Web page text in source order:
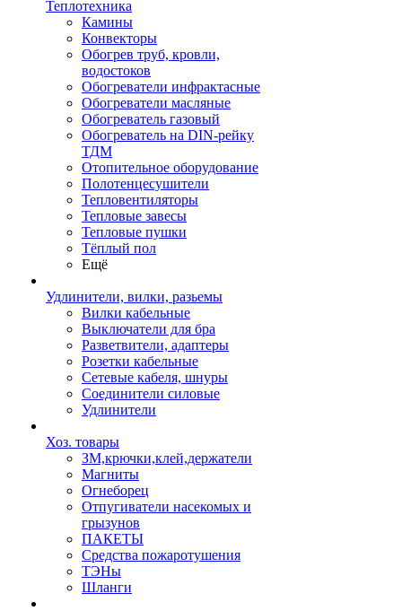
Теплотехника
Камины
Конвекторы
Обогрев труб, кровли,
водостоков
Обогреватели инфрактасные
Обогреватели масляные
Обогреватель газовый
Обогреватель на DIN-рейку
ТДМ
Отопительное оборудование
Полотенцесушители
Тепловентиляторы
Тепловые завесы
Тепловые пушки
Тёплый пол
Ещё
Удлинители, вилки, разьемы
Вилки кабельные
Выключатели для бра
Разветвители, адаптеры
Розетки кабельные
Сетевые кабеля, шнуры
Соединители силовые
Удлинители
Хоз. товары
ЗМ,крючки,клей,держатели
Магниты
Огнеборец
Отпугиватели насекомых и
грызунов
ПАКЕТЫ
Средства пожаротушения
ТЭНы
Шланги